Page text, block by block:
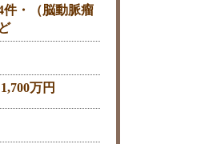
件・（脳動脈瘤
万円